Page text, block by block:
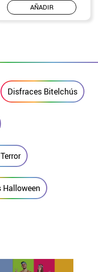
AÑADIR
Disfraces Bitelchús
Halloween